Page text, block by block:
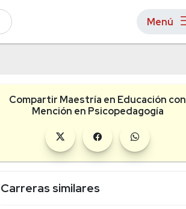
Menú
Compartir Maestría en Educación con
Mención en Psicopedagogía
Carreras similares